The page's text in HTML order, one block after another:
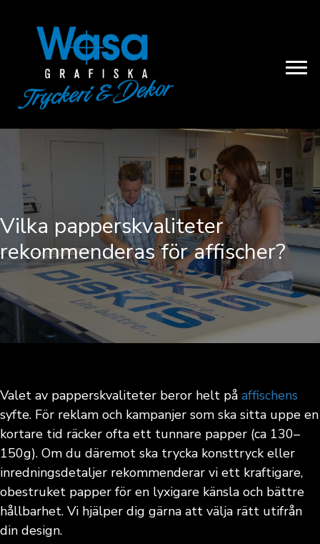
Vilka papperskvaliteter
rekommenderas för affischer?
Valet av papperskvaliteter beror helt på affischens
syfte. För reklam och kampanjer som ska sitta uppe en
kortare tid räcker ofta ett tunnare papper (ca 130–
150g). Om du däremot ska trycka konsttryck eller
inredningsdetaljer rekommenderar vi ett kraftigare,
obestruket papper för en lyxigare känsla och bättre
hållbarhet. Vi hjälper dig gärna att välja rätt utifrån
din design.